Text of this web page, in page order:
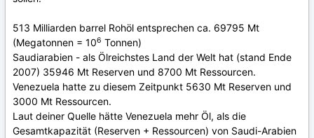
513 Milliarden barrel Rohöl entsprechen ca. 69795 Mt
(Megatonnen = 106 Tonnen)
Saudiarabien - als Ölreichstes Land der Welt hat (stand Ende
2007) 35946 Mt Reserven und 8700 Mt Ressourcen.
Venezuela hatte zu diesem Zeitpunkt 5630 Mt Reserven und
3000 Mt Ressourcen.
Laut deiner Quelle hätte Venezuela mehr Öl, als die
Gesamtkapazität (Reserven + Ressourcen) von Saudi-Arabien